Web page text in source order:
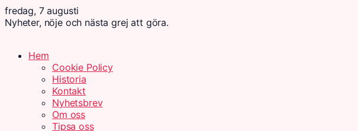
fredag, 7 augusti
Nyheter, nöje och nästa grej att göra.
Hem
Cookie Policy
Historia
Kontakt
Nyhetsbrev
Om oss
Tipsa oss